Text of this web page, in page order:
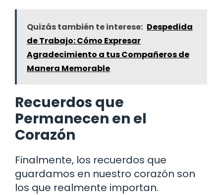
Quizás también te interese: Despedida
de Trabajo: Cómo Expresar
Agradecimiento a tus Compañeros de
Manera Memorable
Recuerdos que
Permanecen en el
Corazón
Finalmente, los recuerdos que
guardamos en nuestro corazón son
los que realmente importan.